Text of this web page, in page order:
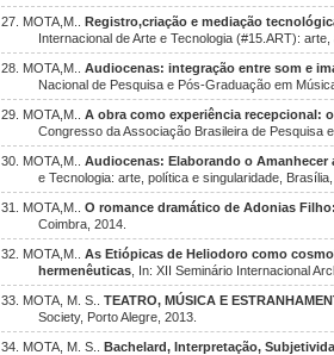
27. MOTA,M.. Registro,criação e mediação
Internacional de Arte e Tecnologia (#15.ART):
28. MOTA,M.. Audiocenas: integração entre som e
Nacional de Pesquisa e Pós-Graduação em
29. MOTA,M.. A obra como experiência recepcional:
Congresso da Associação Brasileira de Pesquisa
30. MOTA,M.. Audiocenas: Elaborando o
e Tecnologia: arte, política e singularidade, Brasília,
31. MOTA,M.. O romance dramático de Adonias
Coimbra, 2014.
32. MOTA,M.. As Etiópicas de Heliodoro como
hermenêuticas , In: XII Seminário Internacional
33. MOTA, M. S.. TEATRO, MÚSICA E
Society, Porto Alegre, 2013.
34. MOTA, M. S.. Bachelard, Interpretação,